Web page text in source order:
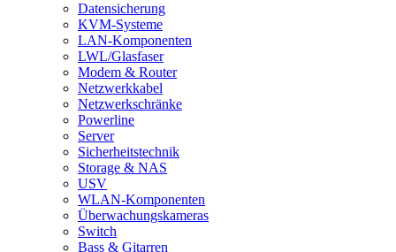
Datensicherung
KVM-Systeme
LAN-Komponenten
LWL/Glasfaser
Modem & Router
Netzwerkkabel
Netzwerkschränke
Powerline
Server
Sicherheitstechnik
Storage & NAS
USV
WLAN-Komponenten
Überwachungskameras
Switch
Bass & Gitarren